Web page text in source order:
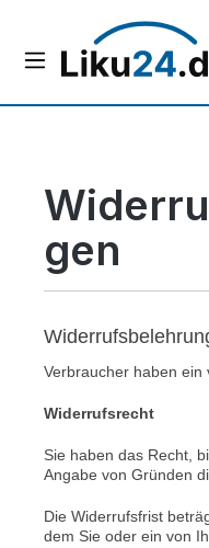
Zum Hauptinhalt
gen
Verbraucher haben ein
Widerrufsrecht
Sie haben das Recht,
Angabe von Gründen
Die Widerrufsfrist
dem Sie oder ein von